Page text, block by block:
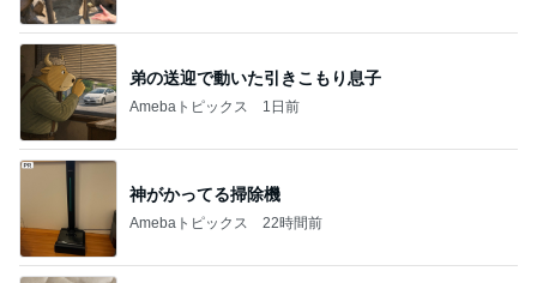
弟の送迎で動いた引きこもり息子
Amebaトピックス 1日前
神がかってる掃除機
Amebaトピックス 22時間前